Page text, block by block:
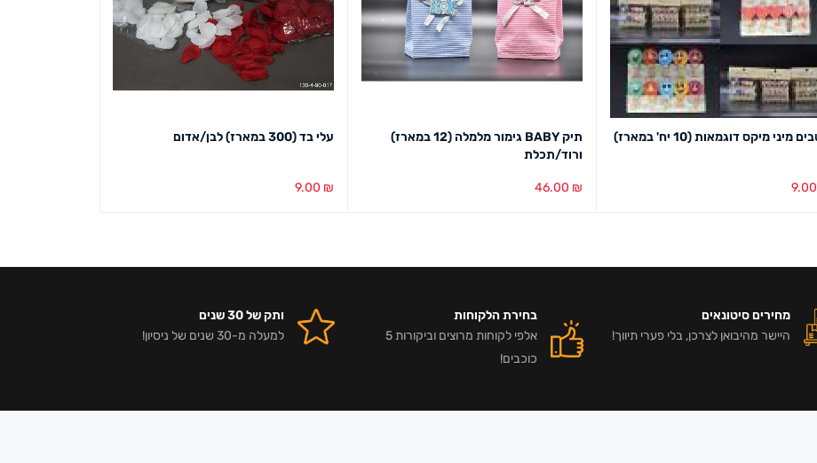
מיני מיקס דוגמאות (10 יח' במארז)
9.00
תיק BABY גימור מלמלה (12 במארז)
ורוד/תכלת
46.00 ₪
עלי בד (300 במארז) לבן/אדום
9.00 ₪
מחירים סיטונאים
היישר מהיבואן לצרכן, בלי פערי תיווך!
בחירת הלקוחות
אלפי לקוחות מרוצים וביקורות 5
כוכבים!
ותק של 30 שנים
למעלה מ-30 שנים של ניסיון!